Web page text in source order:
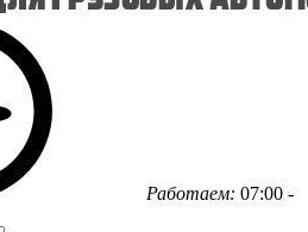
Работаем: 07:00 -